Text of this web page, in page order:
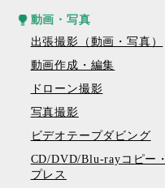
動画・写真
出張撮影（動画・写真）
動画作成・編集
ドローン撮影
写真撮影
ビデオテープダビング
CD/DVD/Blu-rayコピー・
プレス